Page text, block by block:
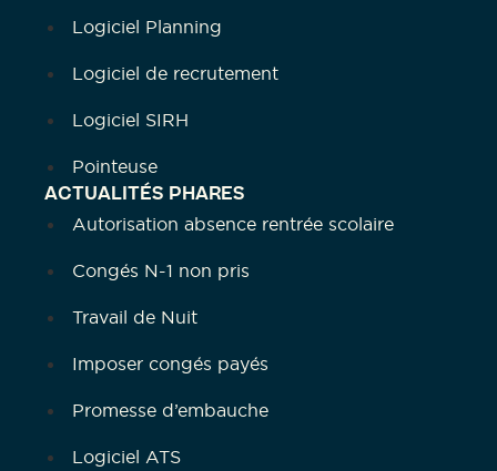
Logiciel Planning
Logiciel de recrutement
Logiciel SIRH
Pointeuse
ACTUALITÉS PHARES
Autorisation absence rentrée scolaire
Congés N-1 non pris
Travail de Nuit
Imposer congés payés
Promesse d’embauche
Logiciel ATS